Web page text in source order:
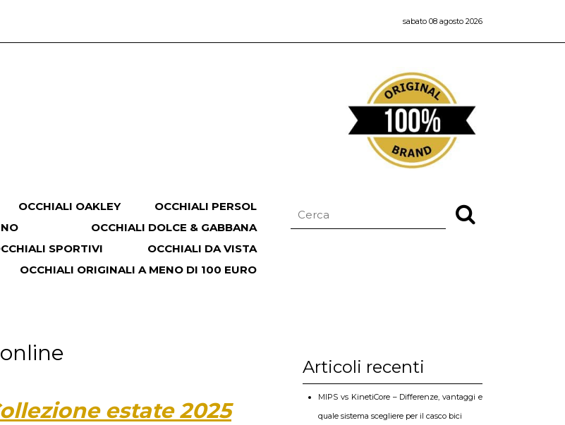
sabato 08 agosto 2026
OCCHIALI OAKLEY
OCCHIALI PERSOL
OCCHIALI DOLCE & GABBANA
SPORTIVI
OCCHIALI DA VISTA
OCCHIALI ORIGINALI A MENO DI 100 EURO
estate 2025
Articoli recenti
MIPS vs KinetiCore – Differenze, vantaggi e
quale sistema scegliere per il casco bici